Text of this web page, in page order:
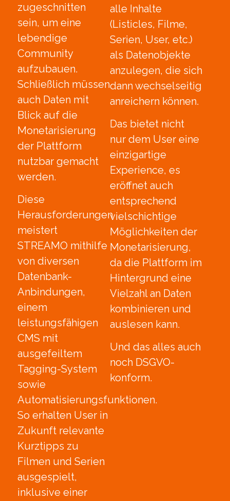
zugeschnitten
sein, um eine
lebendige
Community
aufzubauen.
Schließlich müssen
auch Daten mit
Blick auf die
Monetarisierung
der Plattform
nutzbar gemacht
werden.
Diese
Herausforderungen
meistert
STREAMO mithilfe
von diversen
Datenbank-
Anbindungen,
einem
leistungsfähigen
CMS mit
ausgefeiltem
Tagging-System
sowie
Automatisierungsfunktionen.
So erhalten User in
Zukunft relevante
Kurztipps zu
Filmen und Serien
ausgespielt,
inklusive einer
alle Inhalte
(Listicles, Filme,
Serien, User, etc.)
als Datenobjekte
anzulegen, die sich
dann wechselseitig
anreichern können.
Das bietet nicht
nur dem User eine
einzigartige
Experience, es
eröffnet auch
entsprechend
vielschichtige
Möglichkeiten der
Monetarisierung,
da die Plattform im
Hintergrund eine
Vielzahl an Daten
kombinieren und
auslesen kann.
Und das alles auch
noch DSGVO-
konform.